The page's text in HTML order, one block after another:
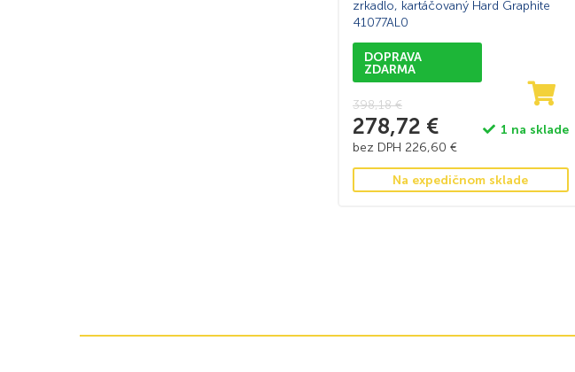
zrkadlo, kartáčovaný Hard Graphite
41077AL0
DOPRAVA
ZDARMA
398,18€
278,72 €
bez DPH 226,60 €
1 na sklade
Na expedičnom sklade